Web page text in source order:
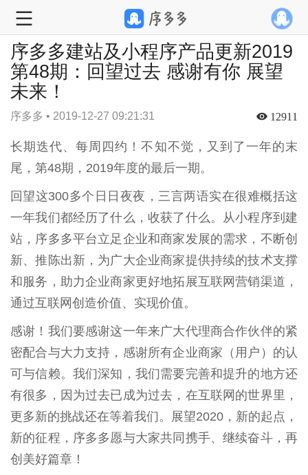
序多多建站及小程序产品更新2019
第48期：回望过去 感谢有你 展望
未来！
序多多 • 2019-12-27 09:21:31 12911
长期迭代、每周四约！不知不觉，又到了一年的末
尾，第48期，2019年度的最后一期。
回望这300多个日日夜夜，三言两语实在很难概括这
一年我们都经历了什么，收获了什么。从小程序到建
站，序多多平台立足企业和商家发展的需求，不断创
新、推陈出新，为广大企业商家提供持续的技术支撑
和服务，助力企业商家更好地拓展互联网营销渠道，
通过互联网创造价值、实现价值。
感谢！我们要感谢这一年来广大代理商合作伙伴的紧
密配合与大力支持，感谢所有企业商家（用户）的认
可与信赖。我们深知，我们需要完善和提升的地方还
有很多，因为过去已成为过去，在互联网的世界里，
更多新的挑战还在等着我们。展望2020，新的起点，
新的征程，序多多愿与大家共同携手、继续奋斗，再
创美好篇章！